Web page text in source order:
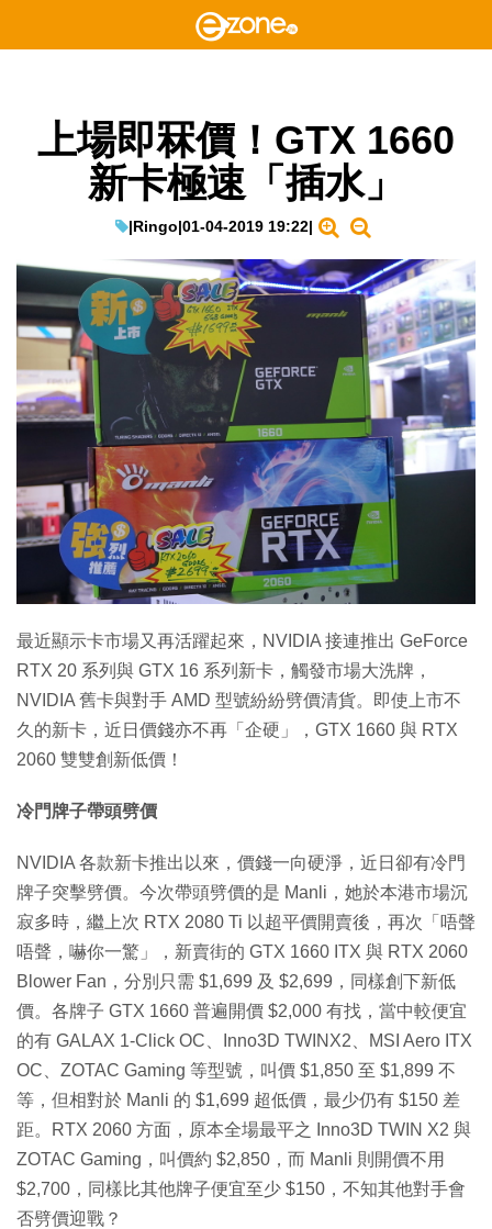
上場即冧價！GTX 1660
新卡極速「插水」
|Ringo|01-04-2019 19:22|
最近顯示卡市場又再活躍起來，NVIDIA 接連推出 GeForce
RTX 20 系列與 GTX 16 系列新卡，觸發市場大洗牌，
NVIDIA 舊卡與對手 AMD 型號紛紛劈價清貨。即使上市不
久的新卡，近日價錢亦不再「企硬」，GTX 1660 與 RTX
2060 雙雙創新低價！
冷門牌子帶頭劈價
NVIDIA 各款新卡推出以來，價錢一向硬淨，近日卻有冷門
牌子突擊劈價。今次帶頭劈價的是 Manli，她於本港市場沉
寂多時，繼上次 RTX 2080 Ti 以超平價開賣後，再次「唔聲
唔聲，嚇你一驚」，新賣街的 GTX 1660 ITX 與 RTX 2060
Blower Fan，分別只需 $1,699 及 $2,699，同樣創下新低
價。各牌子 GTX 1660 普遍開價 $2,000 有找，當中較便宜
的有 GALAX 1-Click OC、Inno3D TWINX2、MSI Aero ITX
OC、ZOTAC Gaming 等型號，叫價 $1,850 至 $1,899 不
等，但相對於 Manli 的 $1,699 超低價，最少仍有 $150 差
距。RTX 2060 方面，原本全場最平之 Inno3D TWIN X2 與
ZOTAC Gaming，叫價約 $2,850，而 Manli 則開價不用
$2,700，同樣比其他牌子便宜至少 $150，不知其他對手會
否劈價迎戰？